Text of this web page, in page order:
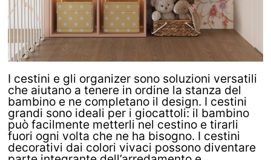
I cestini e gli organizer sono soluzioni versatili
che aiutano a tenere in ordine la stanza del
bambino e ne completano il design. I cestini
grandi sono ideali per i giocattoli: il bambino
può facilmente metterli nel cestino e tirarli
fuori ogni volta che ne ha bisogno. I cestini
decorativi dai colori vivaci possono diventare